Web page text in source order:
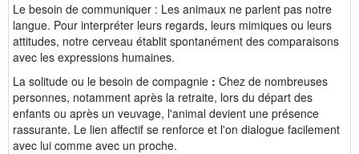
Le besoin de communiquer : Les animaux ne parlent pas notre
langue. Pour interpréter leurs regards, leurs mimiques ou leurs
attitudes, notre cerveau établit spontanément des comparaisons
avec les expressions humaines.
La solitude ou le besoin de compagnie : Chez de nombreuses
personnes, notamment après la retraite, lors du départ des
enfants ou après un veuvage, l'animal devient une présence
rassurante. Le lien affectif se renforce et l'on dialogue facilement
avec lui comme avec un proche.